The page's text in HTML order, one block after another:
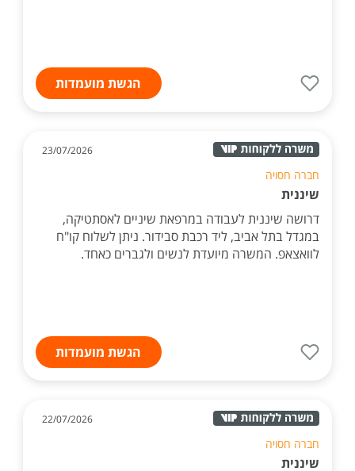
הגשת מועמדות
23/07/2026
חברה חסויה
שיננית
דרושה שיננית לעבודה במרפאת שיניים לאסתטיקה,
במגדל בתל אביב, ליד רכבת סבידור. ניתן לשלוח קו"ח
לוואצאפ. המשרה מיועדת לנשים ולגברים כאחד.
הגשת מועמדות
22/07/2026
חברה חסויה
שיננית